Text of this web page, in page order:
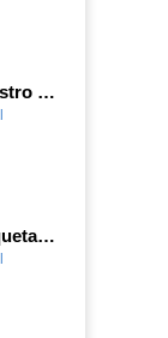
Podcast 25/26 - Nuestro huerto escolar
Podcast 25/26 - Maquetas sobre el feudalismo